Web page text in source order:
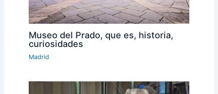
Museo del Prado, que es, historia,
curiosidades
Madrid